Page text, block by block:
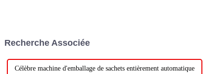
Recherche Associée
Célèbre machine d'emballage de sachets entièrement automatique